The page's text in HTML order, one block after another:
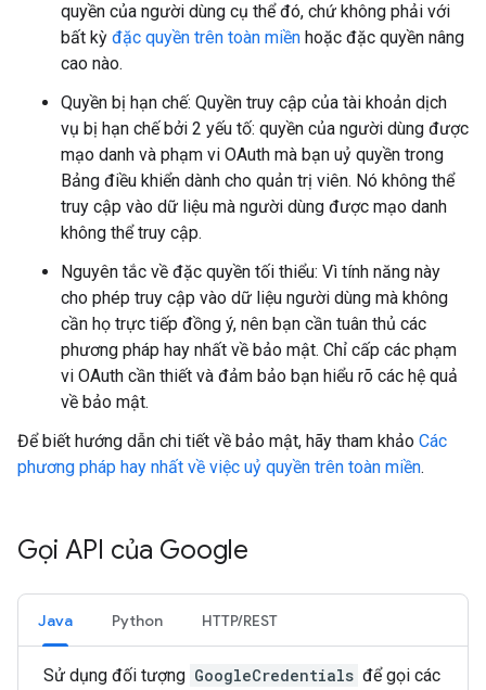
quyền của người dùng cụ thể đó, chứ không phải với
bất kỳ đặc quyền trên toàn miền hoặc đặc quyền nâng
cao nào.
Quyền bị hạn chế: Quyền truy cập của tài khoản dịch
vụ bị hạn chế bởi 2 yếu tố: quyền của người dùng được
mạo danh và phạm vi OAuth mà bạn uỷ quyền trong
Bảng điều khiển dành cho quản trị viên. Nó không thể
truy cập vào dữ liệu mà người dùng được mạo danh
không thể truy cập.
Nguyên tắc về đặc quyền tối thiểu: Vì tính năng này
cho phép truy cập vào dữ liệu người dùng mà không
cần họ trực tiếp đồng ý, nên bạn cần tuân thủ các
phương pháp hay nhất về bảo mật. Chỉ cấp các phạm
vi OAuth cần thiết và đảm bảo bạn hiểu rõ các hệ quả
về bảo mật.
Để biết hướng dẫn chi tiết về bảo mật, hãy tham khảo Các
phương pháp hay nhất về việc uỷ quyền trên toàn miền.
Gọi API của Google
Java Python HTTP/REST
Sử dụng đối tượng GoogleCredentials để gọi các